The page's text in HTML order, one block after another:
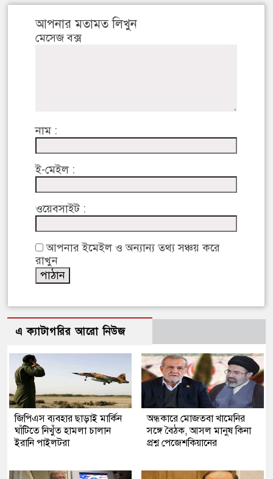
আপনার মতামত লিখুন
মেসেজ বক্স
নাম :
ই-মেইল :
ওয়েবসাইট :
আপনার ইমেইল ও অন্যান্য তথ্য সঞ্চয় করে
রাখুন
এ ক্যাটাগরির আরো নিউজ
জিপিএস ব্যবহার ছাড়াই মার্কিন
ঘাঁটিতে নিখুঁত হামলা চালান
ইরানি পাইলটরা
অন্ধকারে মোজতবা খামেনির
সঙ্গে বৈঠক, আসল মানুষ কিনা
প্রশ্ন পেজেশকিয়ানের